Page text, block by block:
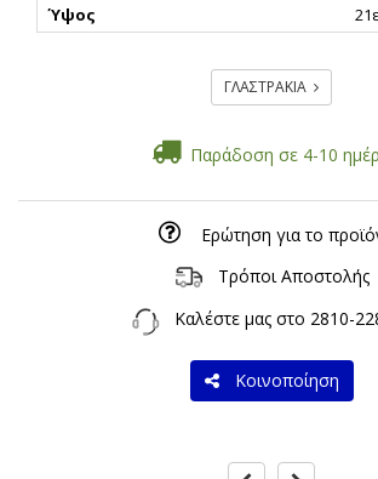
Ύψος
ΓΛΑΣΤΡΑΚΙΑ
Παράδοση σε 4-10
Ερώτηση για το
Τρόποι Αποστολής
Καλέστε μας στο 2810-
Κοινοποίηση